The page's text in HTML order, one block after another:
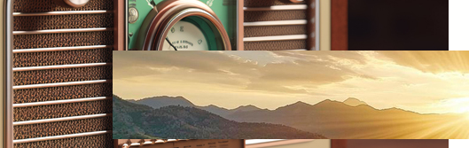
Quanto Tempo Leva Para um
Entender Que Desencarnou?